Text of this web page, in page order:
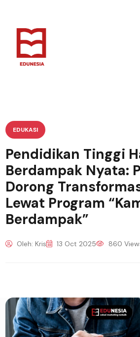
EDUKASI
Pendidikan Tinggi
Berdampak Nyata:
Dorong
Lewat Program
Berdampak”
Oleh: Kris 13 Oct 2025 860